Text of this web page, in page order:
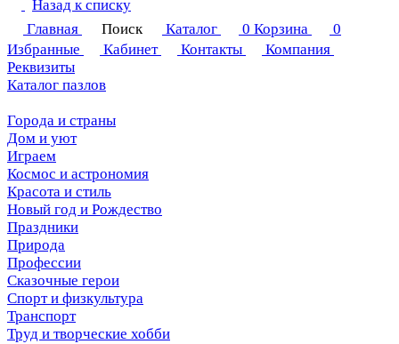
Назад к списку
Главная
Поиск Каталог 0 Корзина
0
Избранные
Кабинет Контакты
Компания
Реквизиты
Каталог пазлов
Города и страны
Дом и уют
Играем
Космос и астрономия
Красота и стиль
Новый год и Рождество
Праздники
Природа
Профессии
Сказочные герои
Спорт и физкультура
Транспорт
Труд и творческие хобби